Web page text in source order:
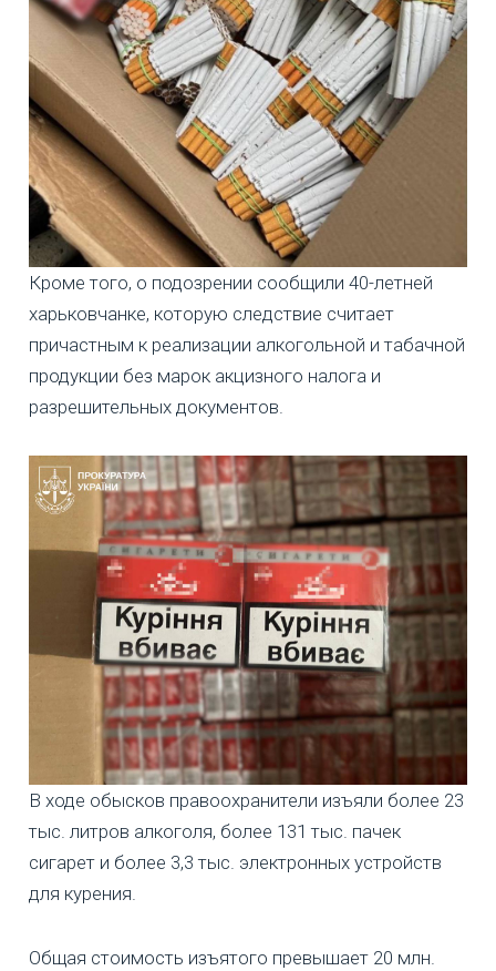
Кроме того, о подозрении сообщили 40-летней
харьковчанке, которую следствие считает
причастным к реализации алкогольной и табачной
продукции без марок акцизного налога и
разрешительных документов.
В ходе обысков правоохранители изъяли более 23
тыс. литров алкоголя, более 131 тыс. пачек
сигарет и более 3,3 тыс. электронных устройств
для курения.
Общая стоимость изъятого превышает 20 млн.